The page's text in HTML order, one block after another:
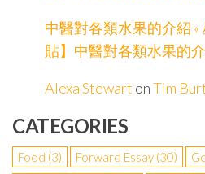
中醫對各類水果的介紹
貼】中醫對各類水果的
Alexa Stewart onTim
CATEGORIES
Food (3) Forward Essay (30)